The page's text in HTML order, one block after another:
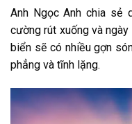
Anh Ngọc Anh chia sẻ
cường rút xuống và
biển sẽ có nhiều gợn
phẳng và tĩnh lặng.